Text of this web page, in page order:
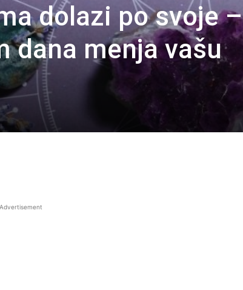
dolazi po svoje –
dana menja vašu